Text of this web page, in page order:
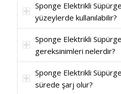
Sponge Elektrikli
yüzeylerde kullanılabilir?
Sponge Elektrikli Süpürge
gereksinimleri nelerdir?
Sponge Elektrikli
sürede şarj olur?